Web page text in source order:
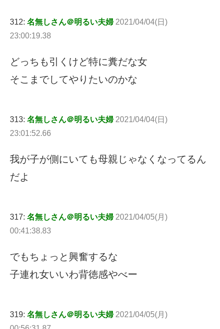
312: 名無しさん＠明るい夫婦 2021/04/04(日)
23:00:19.38
どっちも引くけど特に糞だな女
そこまでしてやりたいのかな
313: 名無しさん＠明るい夫婦 2021/04/04(日)
23:01:52.66
我が子が側にいても母親じゃなくなってるん
だよ
317: 名無しさん＠明るい夫婦 2021/04/05(月)
00:41:38.83
でもちょっと興奮するな
子連れ女いいわ背徳感やべー
319: 名無しさん＠明るい夫婦 2021/04/05(月)